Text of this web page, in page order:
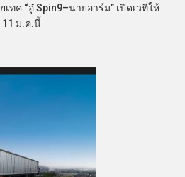
ทค “อู๋ Spin9–นายอาร์ม” เปิดเวทีให้
11 ม.ค.นี้